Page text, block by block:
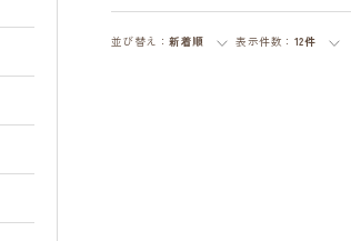
並び替え：新着順 表示件数： 12件